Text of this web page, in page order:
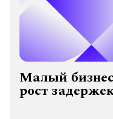
Малый
рост